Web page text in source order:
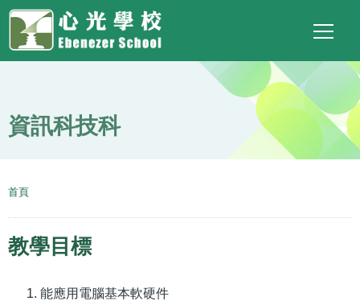
移至主內容
Top
Social
Link
Language
switcher
Main
navigation
資訊科技科
導
連
結
首頁
教學目標
能應用電腦基本軟硬件